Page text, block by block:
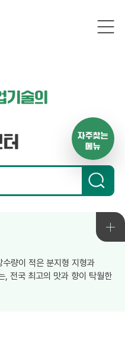
술의
량이 적은 분지형 지형과
, 전국 최고의 맛과 향이 탁월한
자주찾는
메뉴